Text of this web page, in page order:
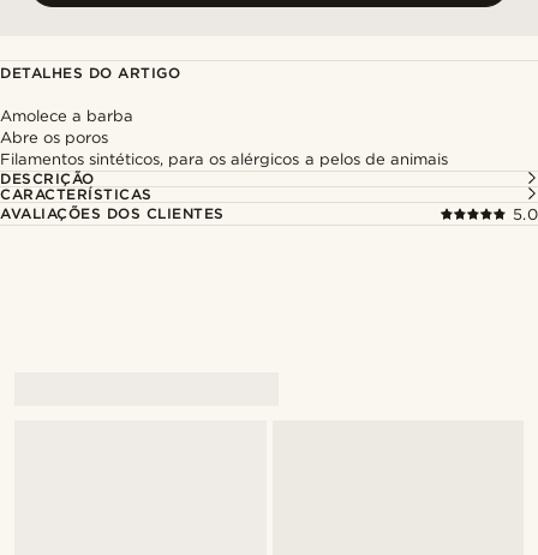
DETALHES DO ARTIGO
Amolece a barba
Abre os poros
Filamentos sintéticos, para os alérgicos a pelos de animais
DESCRIÇÃO
CARACTERÍSTICAS
AVALIAÇÕES DOS CLIENTES
5.0